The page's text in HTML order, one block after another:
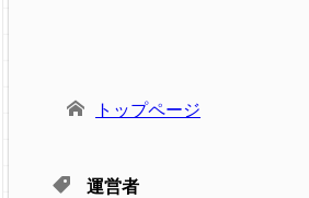
トップページ
運営者